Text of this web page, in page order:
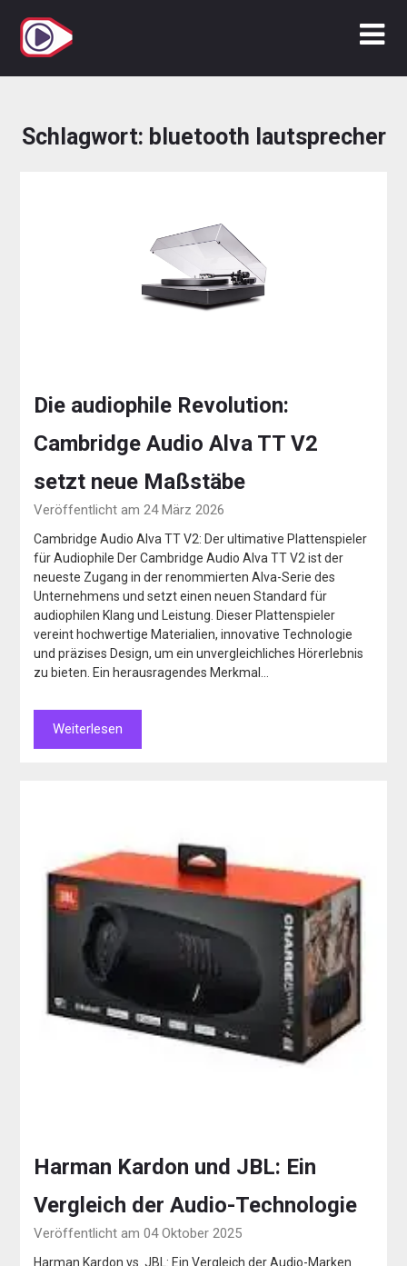
Inhalt
springen
Schlagwort: bluetooth lautsprecher
Die audiophile Revolution:
Cambridge Audio Alva TT V2
setzt neue Maßstäbe
Veröffentlicht am 24 März 2026
Cambridge Audio Alva TT V2: Der ultimative Plattenspieler
für Audiophile Der Cambridge Audio Alva TT V2 ist der
neueste Zugang in der renommierten Alva-Serie des
Unternehmens und setzt einen neuen Standard für
audiophilen Klang und Leistung. Dieser Plattenspieler
vereint hochwertige Materialien, innovative Technologie
und präzises Design, um ein unvergleichliches Hörerlebnis
zu bieten. Ein herausragendes Merkmal…
Weiterlesen
Harman Kardon und JBL: Ein
Vergleich der Audio-Technologie
Veröffentlicht am 04 Oktober 2025
Harman Kardon vs. JBL: Ein Vergleich der Audio-Marken